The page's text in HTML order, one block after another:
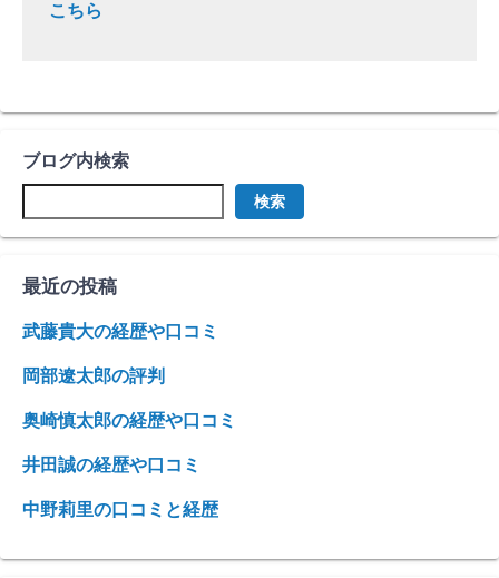
こちら
ブログ内検索
検索
最近の投稿
武藤貴大の経歴や口コミ
岡部遼太郎の評判
奥崎慎太郎の経歴や口コミ
井田誠の経歴や口コミ
中野莉里の口コミと経歴